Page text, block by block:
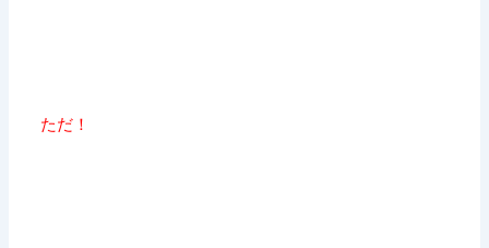
ただ！